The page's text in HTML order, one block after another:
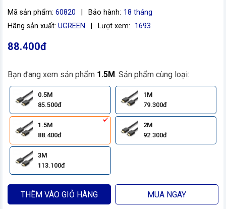
Mã sản phẩm: 60820 Bảo hành: 18 tháng
Hãng sản xuất: UGREEN Lượt xem: 1693
88.400đ
Bạn đang xem sản phẩm 1.5M. Sản phẩm cùng loại:
0.5M
85.500đ
1M
79.300đ
1.5M
88.400đ
2M
92.300đ
3M
113.100đ
THÊM VÀO GIỎ HÀNG MUA NGAY